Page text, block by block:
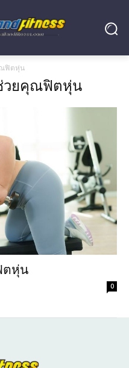
ณฟิตหุ่น
วยคุณฟิตหุ่น
ตหุ่น
0